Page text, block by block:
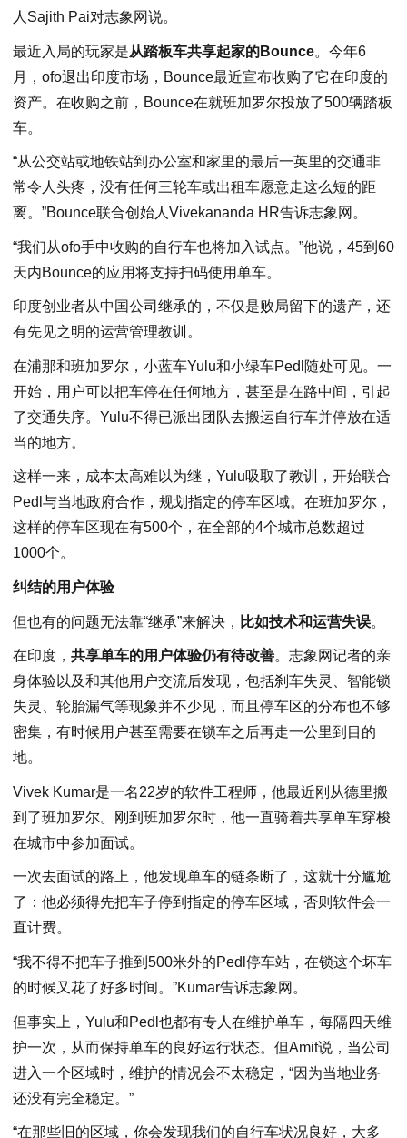
人Sajith Pai对志象网说。
最近入局的玩家是从踏板车共享起家的Bounce。今年6
月，ofo退出印度市场，Bounce最近宣布收购了它在印度的
资产。在收购之前，Bounce在就班加罗尔投放了500辆踏板
车。
“从公交站或地铁站到办公室和家里的最后一英里的交通非
常令人头疼，没有任何三轮车或出租车愿意走这么短的距
离。”Bounce联合创始人Vivekananda HR告诉志象网。
“我们从ofo手中收购的自行车也将加入试点。”他说，45到60
天内Bounce的应用将支持扫码使用单车。
印度创业者从中国公司继承的，不仅是败局留下的遗产，还
有先见之明的运营管理教训。
在浦那和班加罗尔，小蓝车Yulu和小绿车Pedl随处可见。一
开始，用户可以把车停在任何地方，甚至是在路中间，引起
了交通失序。Yulu不得已派出团队去搬运自行车并停放在适
当的地方。
这样一来，成本太高难以为继，Yulu吸取了教训，开始联合
Pedl与当地政府合作，规划指定的停车区域。在班加罗尔，
这样的停车区现在有500个，在全部的4个城市总数超过
1000个。
纠结的用户体验
但也有的问题无法靠“继承”来解决， 比如技术和运营失误。
在印度， 共享单车的用户体验仍有待改善。志象网记者的亲
身体验以及和其他用户交流后发现，包括刹车失灵、智能锁
失灵、轮胎漏气等现象并不少见，而且停车区的分布也不够
密集，有时候用户甚至需要在锁车之后再走一公里到目的
地。
Vivek Kumar是一名22岁的软件工程师，他最近刚从德里搬
到了班加罗尔。刚到班加罗尔时，他一直骑着共享单车穿梭
在城市中参加面试。
一次去面试的路上，他发现单车的链条断了，这就十分尴尬
了：他必须得先把车子停到指定的停车区域，否则软件会一
直计费。
“我不得不把车子推到500米外的Pedl停车站，在锁这个坏车
的时候又花了好多时间。”Kumar告诉志象网。
但事实上，Yulu和Pedl也都有专人在维护单车，每隔四天维
护一次，从而保持单车的良好运行状态。但Amit说，当公司
进入一个区域时，维护的情况会不太稳定，“因为当地业务
还没有完全稳定。”
“在那些旧的区域，你会发现我们的自行车状况良好，大多